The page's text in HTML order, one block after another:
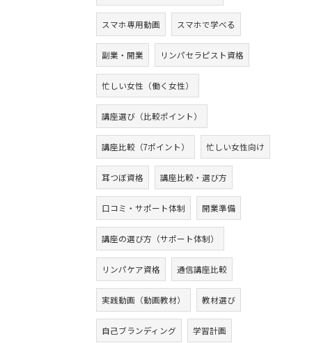
スマホ専用動画 スマホで学べる
副業・開業 リンパセラピスト資格
忙しい女性（働く女性）
講座選び（比較ポイント）
講座比較（7ポイント） 忙しい女性向け
耳つぼ資格 講座比較・選び方
口コミ・サポート体制 開業準備
講座の選び方（サポート体制）
リンパケア資格 通信講座比較
実践動画（動画教材） 教材選び
自己ブランディング 学習計画